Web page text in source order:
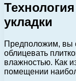
укладки
Предположим, вы
облицевать
влажностью. Как
помещении